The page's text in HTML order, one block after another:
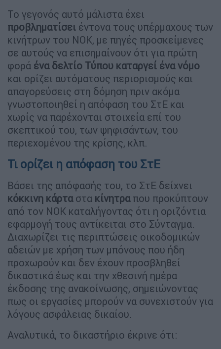
Το γεγονός αυτό μάλιστα έχει
προβληματίσει έντονα τους υπέρμαχους των
κινήτρων του ΝΟΚ, με πηγές προσκείμενες
σε αυτούς να επισημαίνουν ότι για πρώτη
φορά ένα δελτίο Τύπου καταργεί ένα νόμο
και ορίζει αυτόματους περιορισμούς και
απαγορεύσεις στη δόμηση πριν ακόμα
γνωστοποιηθεί η απόφαση του ΣτΕ και
χωρίς να παρέχονται στοιχεία επί του
σκεπτικού του, των ψηφισάντων, του
περιεχομένου της κρίσης, κλπ.
Τι ορίζει η απόφαση του ΣτΕ
Βάσει της απόφασής του, το ΣτΕ δείχνει
κόκκινη κάρταστα κίνητρα που προκύπτουν
από τον ΝΟΚ καταλήγοντας ότι η οριζόντια
εφαρμογή τους αντίκειται στο Σύνταγμα.
Διαχωρίζει τις περιπτώσεις οικοδομικών
αδειών με χρήση των μπόνους που ήδη
προχωρούν και δεν έχουν προσβληθεί
δικαστικά έως και την χθεσινή ημέρα
έκδοσης της ανακοίνωσης, σημειώνοντας
πως οι εργασίες μπορούν να συνεχιστούν για
λόγους ασφάλειας δικαίου.
Αναλυτικά, το δικαστήριο έκρινε ότι: